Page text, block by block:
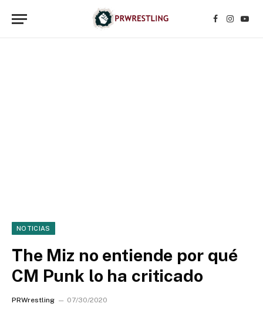
Facebook
NOTICIAS
The Miz no entiende por qué
CM Punk lo ha criticado
PRWrestling 07/30/2020